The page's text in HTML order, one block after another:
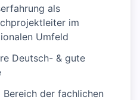
als
im
Umfeld
Deutsch- & gute
der fachlichen